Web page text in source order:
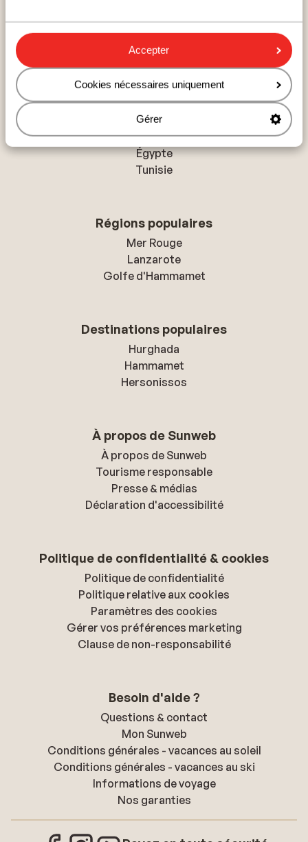
Accepter
Cookies nécessaires uniquement
Gérer
Home vacances Portugal
Açores
São Miguel - Ponta Delgada
Pays populaires
Espagne
Égypte
Tunisie
Régions populaires
Mer Rouge
Lanzarote
Golfe d'Hammamet
Destinations populaires
Hurghada
Hammamet
Hersonissos
À propos de Sunweb
À propos de Sunweb
Tourisme responsable
Presse & médias
Déclaration d'accessibilité
Politique de confidentialité & cookies
Politique de confidentialité
Politique relative aux cookies
Paramètres des cookies
Gérer vos préférences marketing
Clause de non-responsabilité
Besoin d'aide ?
Questions & contact
Mon Sunweb
Conditions générales - vacances au soleil
Conditions générales - vacances au ski
Informations de voyage
Nos garanties